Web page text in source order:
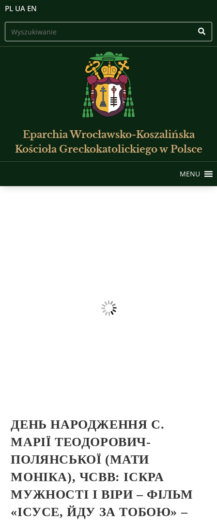
PL UA EN
Eparchia Wrocławsko-Koszalińska
Kościoła Greckokatolickiego w Polsce
MENU
ДЕНЬ НАРОДЖЕННЯ С.
МАРІЇ ТЕОДОРОВИЧ-
ПОЛЯНСЬКОЇ (МАТИ
МОНІКА), ЧСВВ: ІСКРА
МУЖНОСТІ І ВІРИ – ФІЛЬМ
«ІСУСЕ, ЙДУ ЗА ТОБОЮ» –